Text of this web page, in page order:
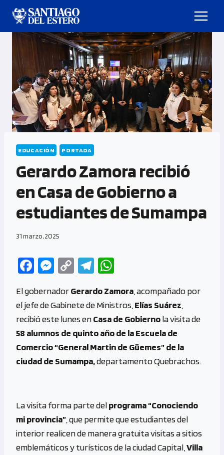
EDUCACIÓN PORTADA
Gerardo Zamora recibió
en Casa de Gobierno a
estudiantes de Sumampa
31 marzo, 2025
Fa
b
o
o
k
M
se
n
g
er
C
py
Li
n
k
Te
gr
a
m
at
s
A
p
p
El gobernadorGerardo Zamora , acompañado por
el jefe de Gabinete de Ministros, Elías Suárez
recibió este lunes enCasa de Gobiernola visita de
58 alumnos de quinto año de la Escuela de
Comercio “General Martin de Güemes” de la
ciudad de Sumampa,departamento Quebrachos.
La visita forma parte delprograma “Conociendo
mi provincia” , que permite que estudiantes del
interior realicen de manera gratuita visitas a sitios
emblemáticos y turísticos de la ciudad Capital, Villa